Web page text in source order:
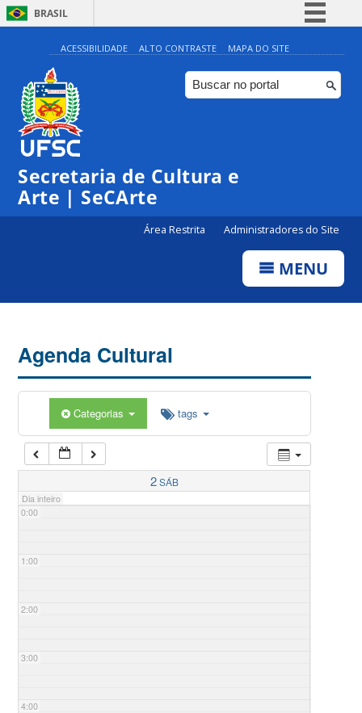
BRASIL
Simplifique!
Comunica BR
Participe
ACESSIBILIDADE ALTO CONTRASTE MAPA DO SITE
Secretaria de Cultura e
Arte | SeCArte
Área Restrita Administradores do Site
MENU
Agenda Cultural
Categorias tags
2SÁB
Dia inteiro
0:00
1:00
2:00
3:00
4:00